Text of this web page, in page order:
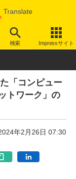
Translate
検索 Impressサイト
技術/規格
「コンピュー
トワーク」の
年2月26日 07:30